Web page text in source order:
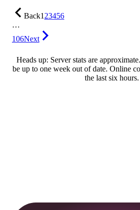
Back123456
…
106Next
Heads up: Server stats are
be up to one week out of date. Online
the last six hours.